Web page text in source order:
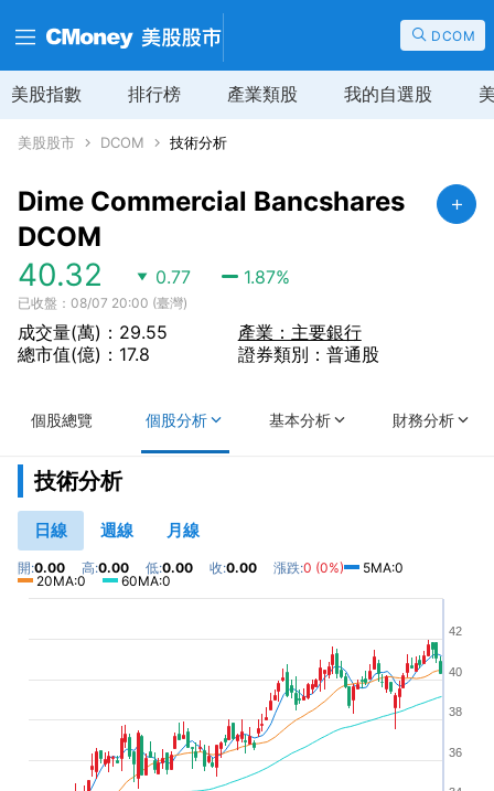
DCOM
美股指數 排行榜 產業類股 我的自選股
美股股市 DCOM 技術分析
Dime Commercial Bancshares
DCOM
40.32 0.77 1.87%
已收盤：08/07 20:00 (臺灣)
成交量(萬)：29.55
總市值(億)：17.8
產業：主要銀行
證券類別：普通股
個股總覽 個股分析 基本分析 財務分析
技術分析
日線 週線 月線
開:0.00 高:0.00 低:0.00 收:0.00 漲跌:0 (0%)
5MA:0
20MA:0
60MA:0
36
38
40
42